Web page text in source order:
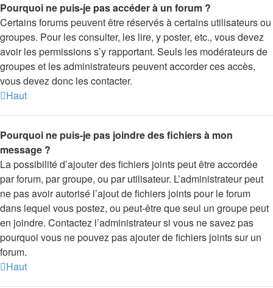
Pourquoi ne puis-je pas accéder à un forum ?
Certains forums peuvent être réservés à certains utilisateurs ou
groupes. Pour les consulter, les lire, y poster, etc., vous devez
avoir les permissions s’y rapportant. Seuls les modérateurs de
groupes et les administrateurs peuvent accorder ces accès,
vous devez donc les contacter.
Haut
Pourquoi ne puis-je pas joindre des fichiers à mon
message ?
La possibilité d’ajouter des fichiers joints peut être accordée
par forum, par groupe, ou par utilisateur. L’administrateur peut
ne pas avoir autorisé l’ajout de fichiers joints pour le forum
dans lequel vous postez, ou peut-être que seul un groupe peut
en joindre. Contactez l’administrateur si vous ne savez pas
pourquoi vous ne pouvez pas ajouter de fichiers joints sur un
forum.
Haut